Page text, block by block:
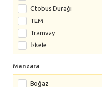
Otobüs Durağı
TEM
Tramvay
İskele
Manzara
Boğaz